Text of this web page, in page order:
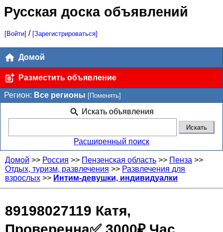
Русская доска объявлений
[Войти] / [Зарегистрироваться]
Домой
Разместить объявление
Регион: Все регионы [Поменять]
Искать объявления
Расширенный поиск
Домой >> Россия >> Пензенская область >> Пенза >>
Отдых, туризм, развлечения >> Развлечения для
взрослых >> Интим-девушки, индивидуалки
89198027119 Катя,